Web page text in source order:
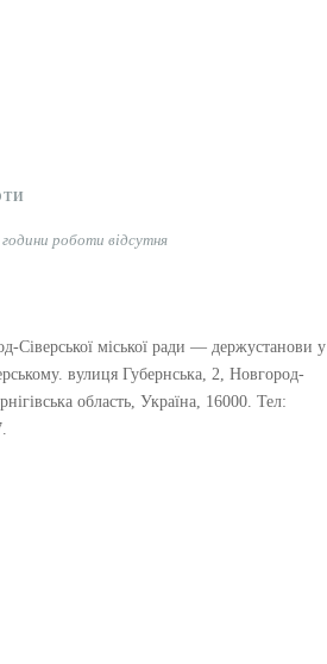
роботи відсутня
міської ради — держустанови у
вулиця Губернська, 2, Новгород-
область, Україна, 16000. Тел: